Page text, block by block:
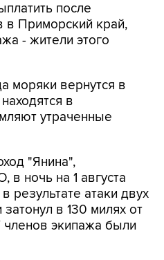
после
Приморский край,
- жители этого
моряки вернутся в
в
утраченные
"Янина",
в ночь на 1 августа
результате атаки двух
в 130 милях от
членов экипажа были